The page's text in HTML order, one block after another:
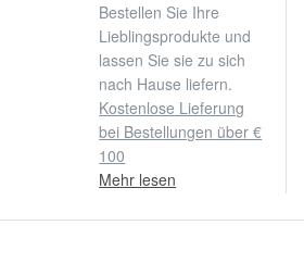
Bestellen Sie Ihre
Lieblingsprodukte und
lassen Sie sie zu sich
nach Hause liefern.
Kostenlose Lieferung
bei Bestellungen über €
100
Mehr lesen